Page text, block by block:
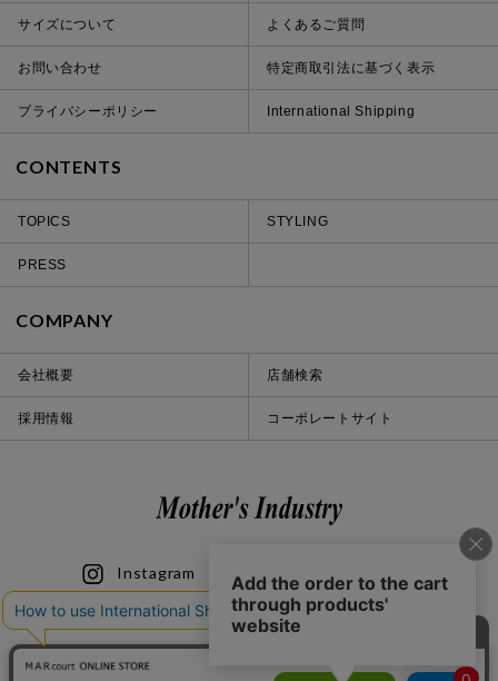
サイズについて よくあるご質問
お問い合わせ 特定商取引法に基づく表示
プライバシーポリシー International Shipping
CONTENTS
TOPICS STYLING
PRESS
COMPANY
会社概要 店舗検索
採用情報 コーポレートサイト
Instagram LINE
iOS Android